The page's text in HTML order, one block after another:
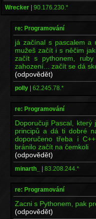
Wrecker | 90.176.230.*
re: Programování
já začínal s pascalem a
mužeš začít i s něčim
začít s pythonem,
zahození... začít se dá
(odpovědět)
polly | 62.245.78.*
re: Programování
Doporučuji Pascal,
principů a dá ti dobré
doporučeno třeba i
bránilo začít na čemkoli
(odpovědět)
minarth_ | 83.208.244.*
re: Programování
Zacni s Pythonem, pak
(odpovědět)